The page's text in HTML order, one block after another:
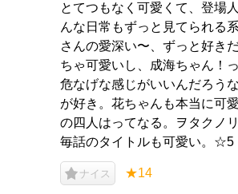
とてつもなく可愛くて、登場
んな日常もずっと見てられる
さんの愛深い〜、ずっと好き
ちゃ可愛いし、成海ちゃん！
危なげな感じがいいんだろう
が好き。花ちゃんも本当に可
の四人はってなる。ヲタクノ
毎話のタイトルも可愛い。☆5
ナイス ★14